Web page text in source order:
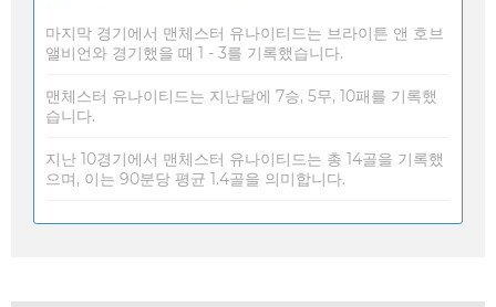
마지막 경기에서 맨체스터 유나이티드는 브라이튼 앤 호브
앨비언와 경기했을 때 1 - 3를 기록했습니다.
맨체스터 유나이티드는 지난달에 7승, 5무, 10패를 기록했
습니다.
지난 10경기에서 맨체스터 유나이티드는 총 14골을 기록했
으며, 이는 90분당 평균 1.4골을 의미합니다.